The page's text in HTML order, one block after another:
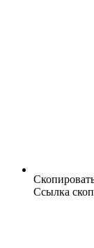
Ссылка